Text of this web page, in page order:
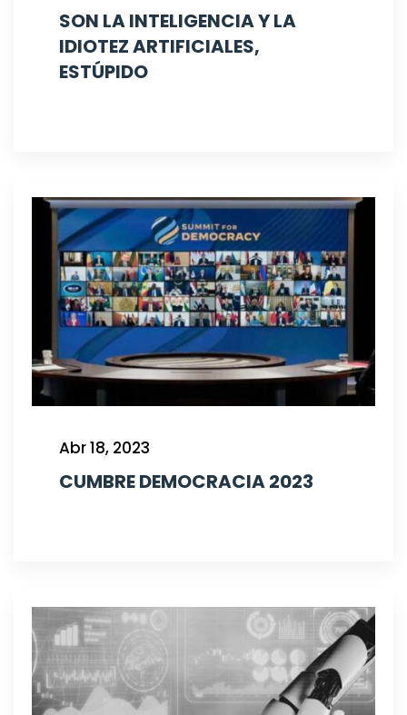
SON LA INTELIGENCIA Y LA
IDIOTEZ ARTIFICIALES,
ESTÚPIDO
Abr 18, 2023
CUMBRE DEMOCRACIA 2023